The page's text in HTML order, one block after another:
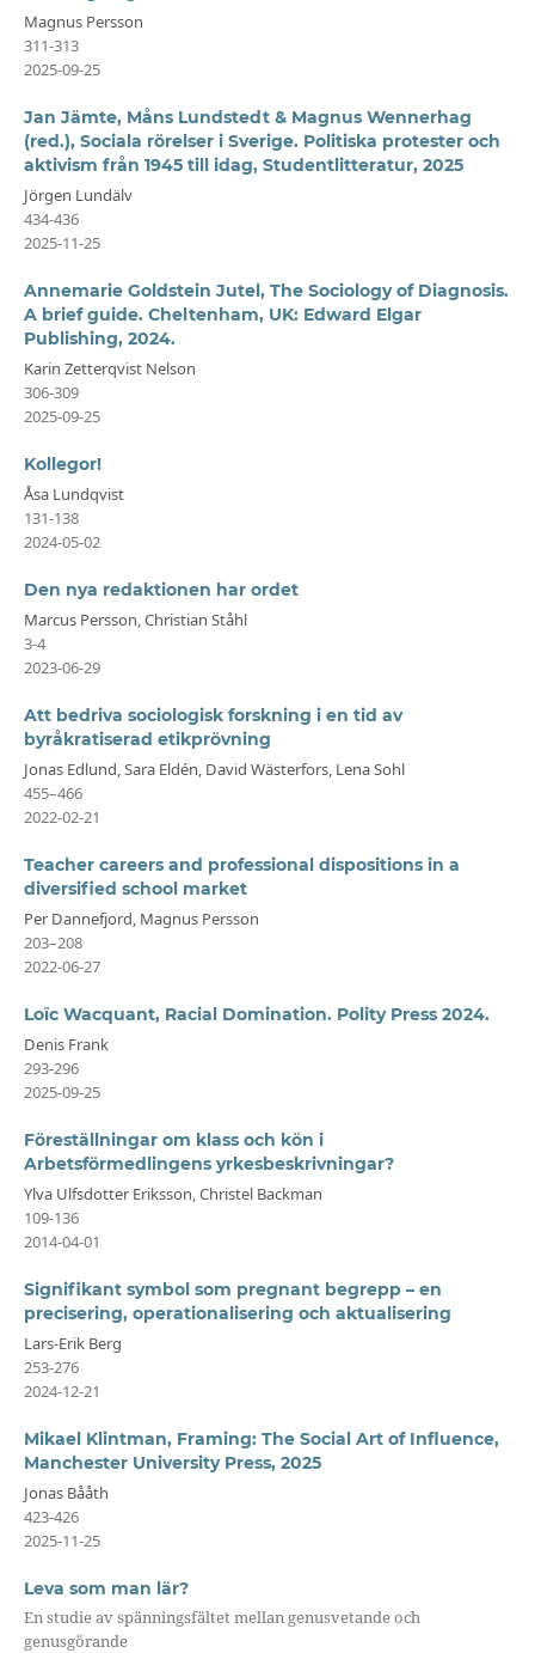
Magnus Persson
311-313
2025-09-25
Jan Jämte, Måns Lundstedt & Magnus Wennerhag
(red.), Sociala rörelser i Sverige. Politiska protester och
aktivism från 1945 till idag, Studentlitteratur, 2025
Jörgen Lundälv
434-436
2025-11-25
Annemarie Goldstein Jutel, The Sociology of Diagnosis.
A brief guide. Cheltenham, UK: Edward Elgar
Publishing, 2024.
Karin Zetterqvist Nelson
306-309
2025-09-25
Kollegor!
Åsa Lundqvist
131-138
2024-05-02
Den nya redaktionen har ordet
Marcus Persson, Christian Ståhl
3-4
2023-06-29
Att bedriva sociologisk forskning i en tid av
byråkratiserad etikprövning
Jonas Edlund, Sara Eldén, David Wästerfors, Lena Sohl
455–466
2022-02-21
Teacher careers and professional dispositions in a
diversified school market
Per Dannefjord, Magnus Persson
203–208
2022-06-27
Loïc Wacquant, Racial Domination. Polity Press 2024.
Denis Frank
293-296
2025-09-25
Föreställningar om klass och kön i
Arbetsförmedlingens yrkesbeskrivningar?
Ylva Ulfsdotter Eriksson, Christel Backman
109-136
2014-04-01
Signifikant symbol som pregnant begrepp – en
precisering, operationalisering och aktualisering
Lars-Erik Berg
253-276
2024-12-21
Mikael Klintman, Framing: The Social Art of Influence,
Manchester University Press, 2025
Jonas Bååth
423-426
2025-11-25
Leva som man lär?
En studie av spänningsfältet mellan genusvetande och
genusgörande